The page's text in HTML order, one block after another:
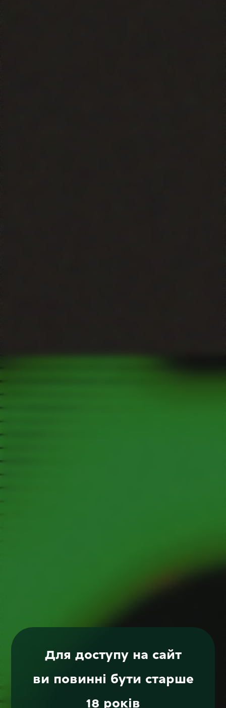
Для доступу на сайт
ви повинні бути старше
18 років